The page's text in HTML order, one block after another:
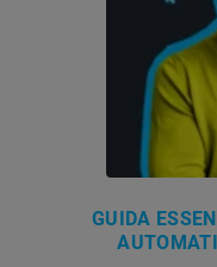
GUIDA